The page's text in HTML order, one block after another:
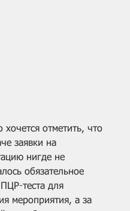
хочется отметить, что
заявки на
нигде не
обязательное
теста для
мероприятия, а за